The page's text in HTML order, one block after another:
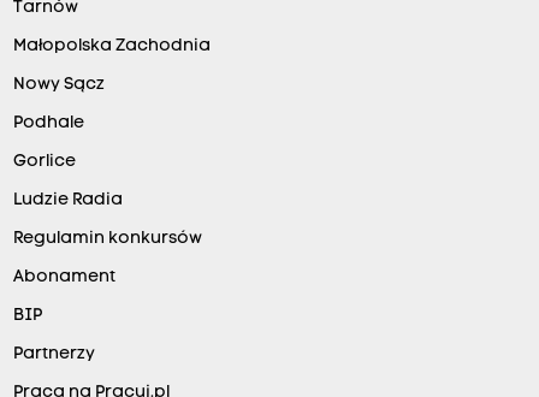
Tarnów
Małopolska Zachodnia
Nowy Sącz
Podhale
Gorlice
Ludzie Radia
Regulamin konkursów
Abonament
BIP
Partnerzy
Praca na Pracuj.pl